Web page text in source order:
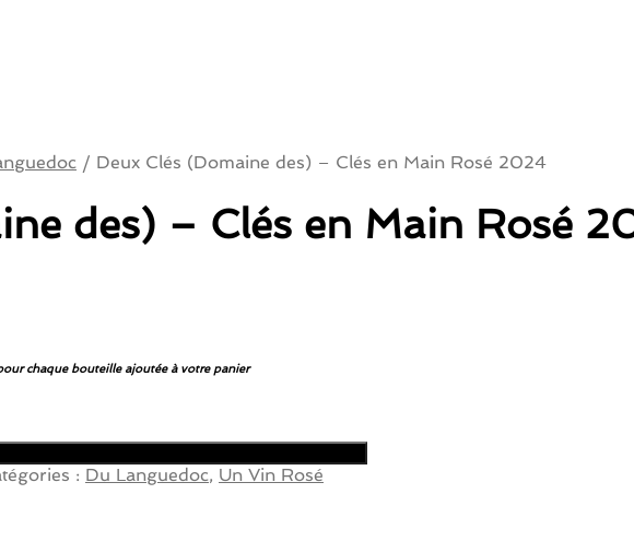
/ Deux Clés (Domaine des) – Clés en Main Rosé 2024
des) – Clés en Main Rosé
chaque bouteille ajoutée à votre panier
: Du Languedoc, Un Vin Rosé